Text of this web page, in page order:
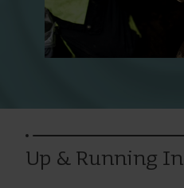
Up & Running